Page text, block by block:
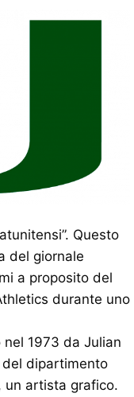
Questo
del giornale
a proposito del
durante uno
1973 da Julian
del dipartimento
un artista grafico.